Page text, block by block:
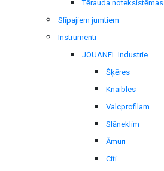
Tērauda noteksistēmas
Slīpajiem jumtiem
Instrumenti
JOUANEL Industrie
Šķēres
Knaibles
Valcprofilam
Slāneklim
Āmuri
Citi